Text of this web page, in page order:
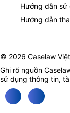
Hướng dẫn sử
Hướng dẫn
© 2026 Caselaw
Ghi rõ nguồn
sử dụng thông tin,